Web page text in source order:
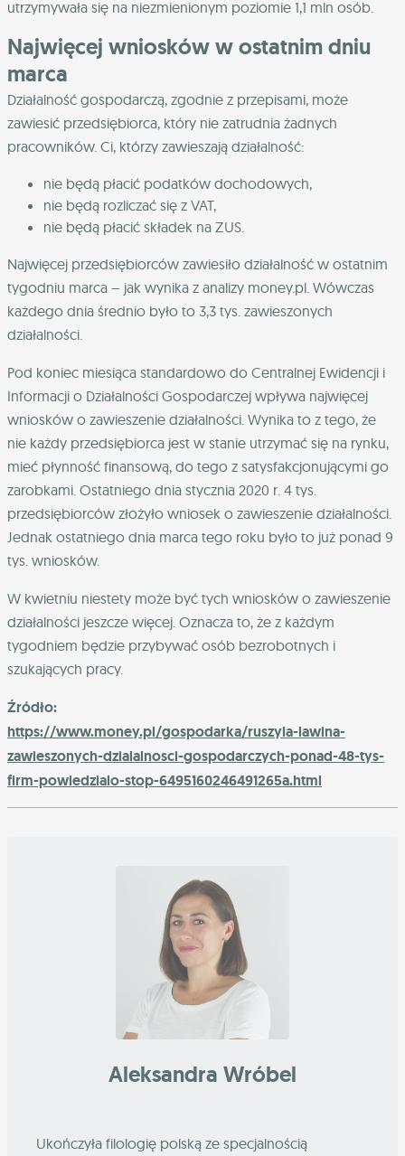
utrzymywała się na niezmienionym poziomie 1,1 mln osób.
Najwięcej wniosków w ostatnim dniu
marca
Działalność gospodarczą, zgodnie z przepisami, może
zawiesić przedsiębiorca, który nie zatrudnia żadnych
pracowników. Ci, którzy zawieszają działalność:
nie będą płacić podatków dochodowych,
nie będą rozliczać się z VAT,
nie będą płacić składek na ZUS.
Najwięcej przedsiębiorców zawiesiło działalność w ostatnim
tygodniu marca – jak wynika z analizy money.pl. Wówczas
każdego dnia średnio było to 3,3 tys. zawieszonych
działalności.
Pod koniec miesiąca standardowo do Centralnej Ewidencji i
Informacji o Działalności Gospodarczej wpływa najwięcej
wniosków o zawieszenie działalności. Wynika to z tego, że
nie każdy przedsiębiorca jest w stanie utrzymać się na rynku,
mieć płynność finansową, do tego z satysfakcjonującymi go
zarobkami. Ostatniego dnia stycznia 2020 r. 4 tys.
przedsiębiorców złożyło wniosek o zawieszenie działalności.
Jednak ostatniego dnia marca tego roku było to już ponad 9
tys. wniosków.
W kwietniu niestety może być tych wniosków o zawieszenie
działalności jeszcze więcej. Oznacza to, że z każdym
tygodniem będzie przybywać osób bezrobotnych i
szukających pracy.
Źródło:
https://www.money.pl/gospodarka/ruszyla-lawina-
zawieszonych-dzialalnosci-gospodarczych-ponad-48-tys-
firm-powiedzialo-stop-6495160246491265a.html
Aleksandra Wróbel
Ukończyła filologię polską ze specjalnością